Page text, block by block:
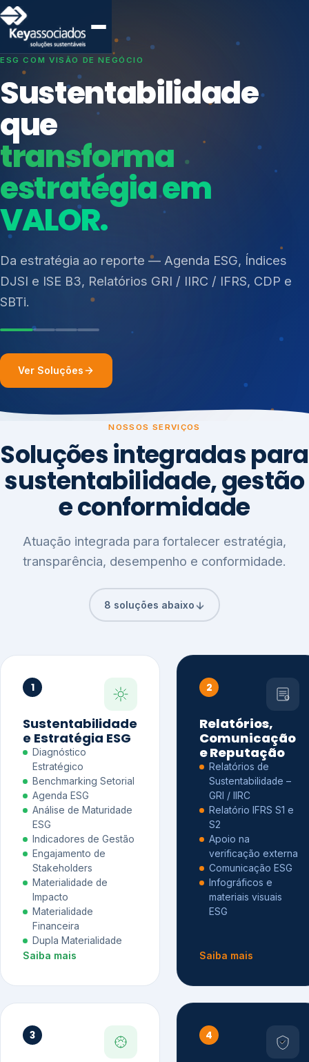
SISTEMAS DE GESTÃO OTIMIZADOS E INTEGRADOS
Conformidade que
protege seu
negócio.
Consultoria, auditoria e treinamentos em ISO 27001,
ISO 27701, ISO 42001, ISO 37001, ISO 9001, ISO
14001, ISO 45001, ONA e PNQ — Gestão de
resíduos sólidos (PGRS/PMGRS).
Índices de Mercado
Mudanças Climáticas
Reputação e Cadeia
Reporte Regulatório
Ver Soluções
NOSSOS SERVIÇOS
Soluções integradas para
sustentabilidade, gestão
e conformidade
Atuação integrada para fortalecer estratégia,
transparência, desempenho e conformidade.
8 soluções abaixo
1
Sustentabilidade
e Estratégia ESG
Diagnóstico
Estratégico
Benchmarking Setorial
Agenda ESG
Análise de Maturidade
ESG
Indicadores de Gestão
Engajamento de
Stakeholders
Materialidade de
Impacto
Materialidade
Financeira
Dupla Materialidade
Saiba mais
2
Relatórios,
Comunicação
e Reputação
Relatórios de
Sustentabilidade –
GRI / IIRC
Relatório IFRS S1 e
S2
Apoio na
verificação externa
Comunicação ESG
Infográficos e
materiais visuais
ESG
Saiba mais
3 4